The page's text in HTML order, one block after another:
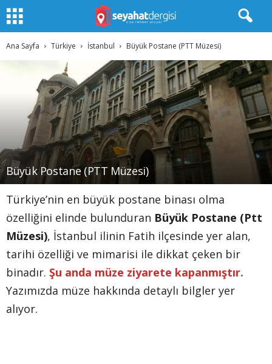
Ana Sayfa Türkiye İstanbul Büyük Postane (PTT Müzesi)
Büyük Postane (PTT Müzesi)
Türkiye’nin en büyük postane binası olma
özelliğini elinde bulunduran Büyük Postane (Ptt
Müzesi), İstanbul ilinin Fatih ilçesinde yer alan,
tarihi özelliği ve mimarisi ile dikkat çeken bir
binadır. Şu anda müze ziyarete kapanmıştır.
Yazımızda müze hakkında detaylı bilgler yer
alıyor.